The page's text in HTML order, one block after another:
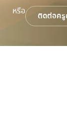
หรือ
ติดต่อครู